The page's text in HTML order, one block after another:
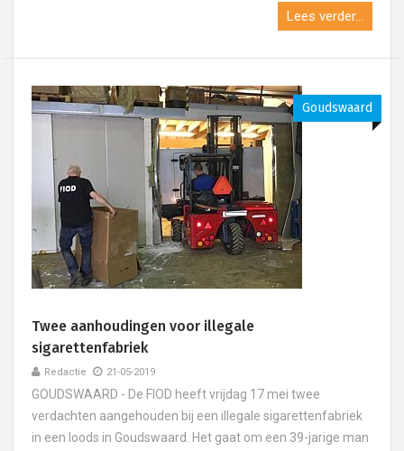
Lees verder...
Goudswaard
Twee aanhoudingen voor illegale
sigarettenfabriek
Redactie 21-05-2019
GOUDSWAARD - De FIOD heeft vrijdag 17 mei twee
verdachten aangehouden bij een illegale sigarettenfabriek
in een loods in Goudswaard. Het gaat om een 39-jarige man